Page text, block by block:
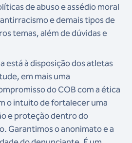
de abuso e assédio moral
e demais tipos de
temas, além de dúvidas e
está à disposição dos atletas
em mais uma
do COB com a ética
o intuito de fortalecer uma
e proteção dentro do
Garantimos o anonimato e a